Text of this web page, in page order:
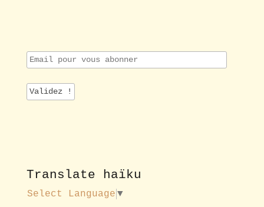
E
m
i
l
o
u
s
Translate haïku
Select Language ▼